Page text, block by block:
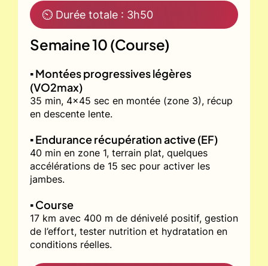
⏲ Durée totale : 3h50
Semaine 10 (Course)
▪️ Montées progressives légères
(VO2max)
35 min, 4x45 sec en montée (zone 3), récup
en descente lente.
▪️ Endurance récupération active (EF)
40 min en zone 1, terrain plat, quelques
accélérations de 15 sec pour activer les
jambes.
▪️ Course
17 km avec 400 m de dénivelé positif, gestion
de l’effort, tester nutrition et hydratation en
conditions réelles.